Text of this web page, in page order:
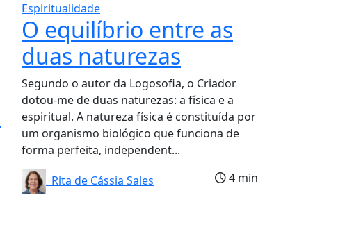
Espiritualidade
O equilíbrio entre as
duas naturezas
Segundo o autor da Logosofia, o Criador
dotou-me de duas naturezas: a física e a
espiritual. A natureza física é constituída por
um organismo biológico que funciona de
forma perfeita, independent...
Rita de Cássia Sales
4 min